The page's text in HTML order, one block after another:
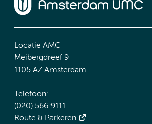
Locatie AMC
Meibergdreef 9
1105 AZ Amsterdam
Telefoon:
(020) 566 9111
Route & Parkeren